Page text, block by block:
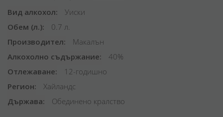
Вид алкохол
Уиски
Обем (л.)
0.7 л.
Производител
Макалън
Алкохолно съдържание
40%
Отлежаване
12-годишно
Регион
Хайландс
Държава
Обединено кралство